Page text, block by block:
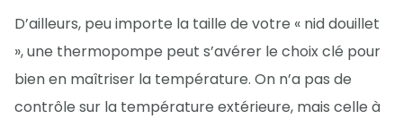
D’ailleurs, peu importe la taille de votre « nid douillet
», une thermopompe peut s’avérer le choix clé pour
bien en maîtriser la température. On n’a pas de
contrôle sur la température extérieure, mais celle à